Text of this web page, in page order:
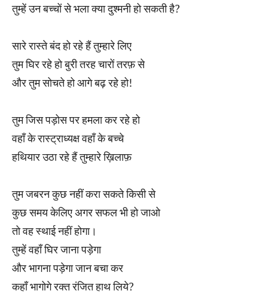
तुम्हें उन बच्चों से भला क्या दुश्मनी हो सकती है?
सारे रास्ते बंद हो रहे हैं तुम्हारे लिए
तुम घिर रहे हो बुरी तरह चारों तरफ़ से
और तुम सोचते हो आगे बढ़ रहे हो!
तुम जिस पड़ोस पर हमला कर रहे हो
वहाँ के रास्ट्राध्यक्ष वहाँ के बच्चे
हथियार उठा रहे हैं तुम्हारे ख़िलाफ़
तुम जबरन कुछ नहीं करा सकते किसी से
कुछ समय केलिए अगर सफल भी हो जाओ
तो वह स्थाई नहीं होगा।
तुम्हें वहाँ घिर जाना पड़ेगा
और भागना पड़ेगा जान बचा कर
कहाँ भागोगे रक्त रंजित हाथ लिये?